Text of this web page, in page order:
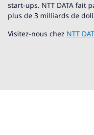
start-ups. NTT DATA fait
plus de 3 milliards de
Visitez-nous chez NTT